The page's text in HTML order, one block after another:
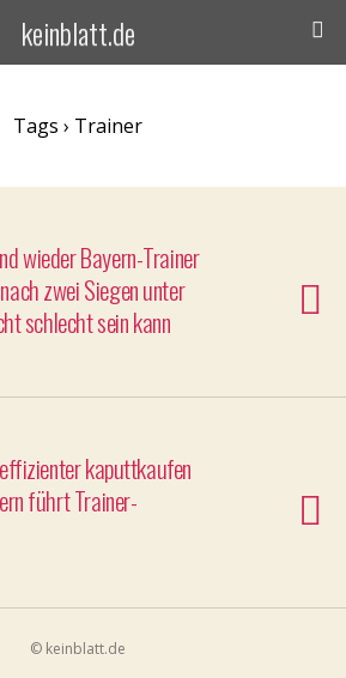
keinblatt.de
Tags › Trainer
wieder Bayern-Trainer
zwei Siegen unter
schlecht sein kann
kaputtkaufen
führt Trainer-
© keinblatt.de